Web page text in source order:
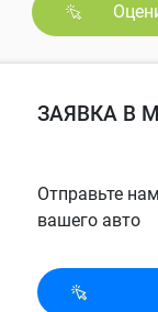
ЗАЯВКА В
Отправьте
вашего авто